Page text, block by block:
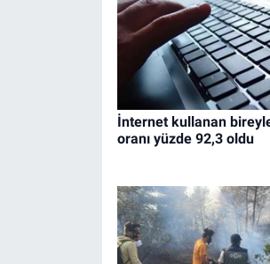
İnternet kullanan
oranı yüzde 92,3 oldu